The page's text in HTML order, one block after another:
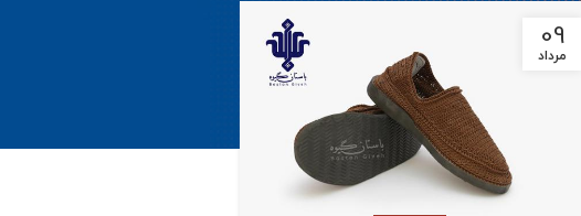
09
مرداد